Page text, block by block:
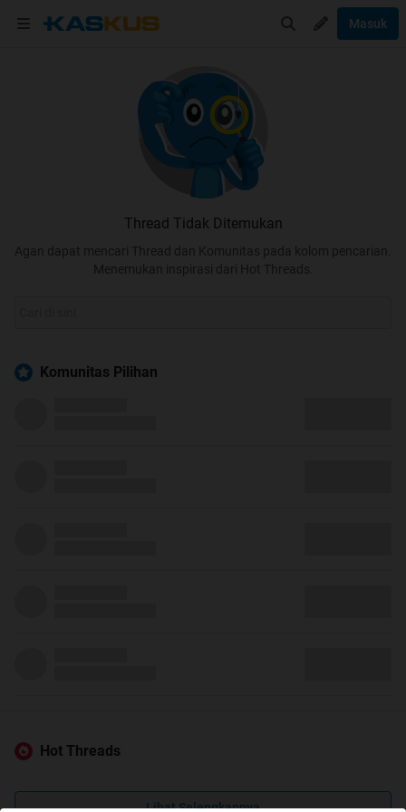
Masuk
Thread Tidak Ditemukan
Agan dapat mencari Thread dan Komunitas pada kolom pencarian.
Menemukan inspirasi dari Hot Threads.
Komunitas Pilihan
Hot Threads
Lihat Selengkapnya